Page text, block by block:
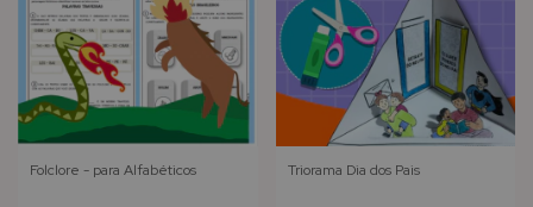
Folclore - para Alfabéticos Triorama Dia dos Pais